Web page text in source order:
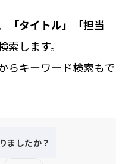
「タイトル」「担当
索します。
らキーワード検索もで
ましたか？